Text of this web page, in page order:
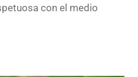
con el medio